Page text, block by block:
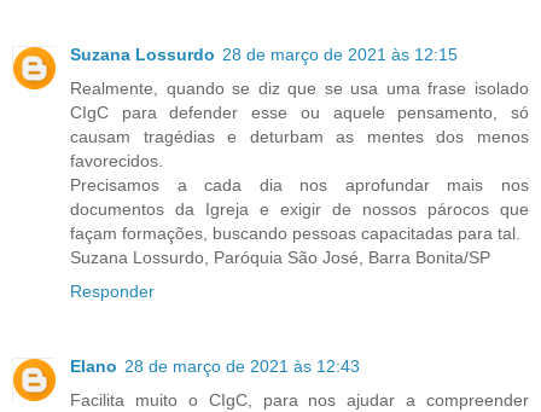
Suzana Lossurdo 28 de março de 2021 às 12:15
Realmente, quando se diz que se usa uma frase isolado
CIgC para defender esse ou aquele pensamento, só
causam tragédias e deturbam as mentes dos menos
favorecidos.
Precisamos a cada dia nos aprofundar mais nos
documentos da Igreja e exigir de nossos párocos que
façam formações, buscando pessoas capacitadas para tal.
Suzana Lossurdo, Paróquia São José, Barra Bonita/SP
Responder
Elano 28 de março de 2021 às 12:43
Facilita muito o CIgC, para nos ajudar a compreender